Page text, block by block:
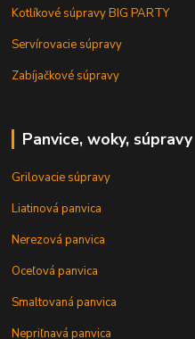
Kotlíkové súpravy BIG PARTY
Servírovacie súpravy
Zabíjačkové súpravy
Panvice, woky, súpravy
Grilovacie súpravy
Liatinová panvica
Nerezová panvica
Oceľová panvica
Smaltovaná panvica
Nepriľnavá panvica